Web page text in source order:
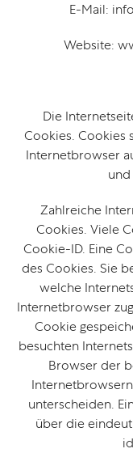
E-Mail:
Website:
Die
Cookies. Cookies
Internetbrowser
Zahlreiche
Cookies. Viele
Cookie-ID. Eine
des Cookies. Sie
welche
Internetbrowser
Cookie
besuchten
Browser der
unterscheiden.
über die